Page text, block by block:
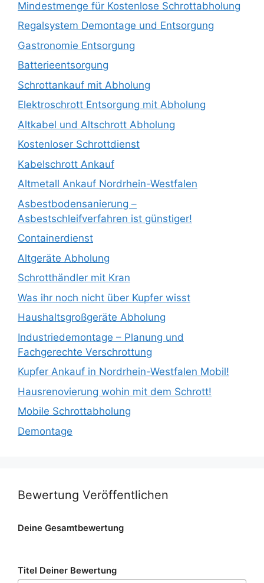
Mindestmenge für Kostenlose Schrottabholung
Regalsystem Demontage und Entsorgung
Gastronomie Entsorgung
Batterieentsorgung
Schrottankauf mit Abholung
Elektroschrott Entsorgung mit Abholung
Altkabel und Altschrott Abholung
Kostenloser Schrottdienst
Kabelschrott Ankauf
Altmetall Ankauf Nordrhein-Westfalen
Asbestbodensanierung –
Asbestschleifverfahren ist günstiger!
Containerdienst
Altgeräte Abholung
Schrotthändler mit Kran
Was ihr noch nicht über Kupfer wisst
Haushaltsgroßgeräte Abholung
Industriedemontage – Planung und
Fachgerechte Verschrottung
Kupfer Ankauf in Nordrhein-Westfalen Mobil!
Hausrenovierung wohin mit dem Schrott!
Mobile Schrottabholung
Demontage
Bewertung Veröffentlichen
Deine Gesamtbewertung
Titel Deiner Bewertung